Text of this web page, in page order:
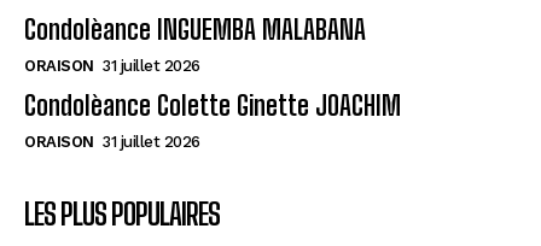
Condolèance INGUEMBA MALABANA
ORAISON 31 juillet 2026
Condolèance Colette Ginette JOACHIM
ORAISON 31 juillet 2026
LES PLUS POPULAIRES